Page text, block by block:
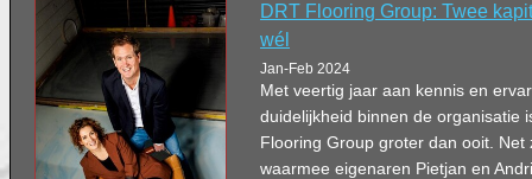
DRT Flooring Group: Twee
wél
Jan-Feb 2024
Met veertig jaar aan kennis en
duidelijkheid binnen de organisatie
Flooring Group groter dan ooit. Net
waarmee eigenaren Pietjan en